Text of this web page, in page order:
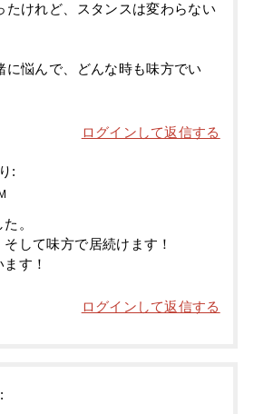
たけれど、スタンスは変わらない
に悩んで、どんな時も味方でい
ログインして返信する
:
。
して味方で居続けます！
す！
ログインして返信する